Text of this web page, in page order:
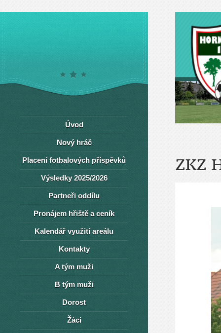
ZKZ
Úvod
Nový hráč
Placení fotbalových příspěvků
Výsledky 2025/2026
Partneři oddílu
Pronájem hřiště a ceník
Kalendář využití areálu
Kontakty
A tým muži
B tým muži
Dorost
Žáci